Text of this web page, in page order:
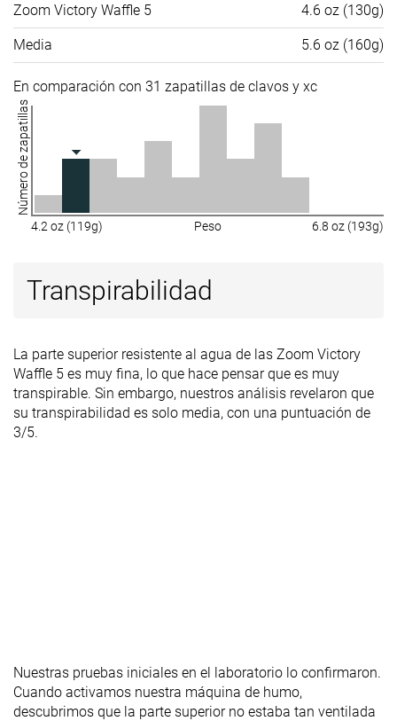
Zoom Victory Waffle 5 4.6 oz (130g)
Media 5.6 oz (160g)
En comparación con 31 zapatillas de clavos y xc
Número de zapatillas
4.2 oz (119g) Peso 6.8 oz (193g)
Transpirabilidad
La parte superior resistente al agua de las Zoom Victory
Waffle 5 es muy fina, lo que hace pensar que es muy
transpirable. Sin embargo, nuestros análisis revelaron que
su transpirabilidad es solo media, con una puntuación de
3/5.
Nuestras pruebas iniciales en el laboratorio lo confirmaron.
Cuando activamos nuestra máquina de humo,
descubrimos que la parte superior no estaba tan ventilada